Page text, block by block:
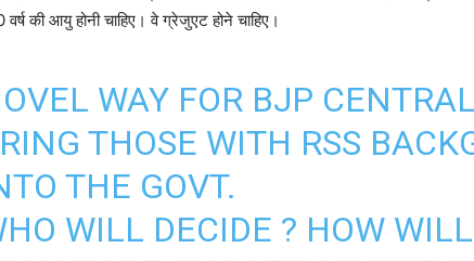
की आयु होनी चाहिए। वे ग्रेजुएट होने चाहिए।
WAY FOR BJP
THOSE WITH RSS
THE GOVT.
WILL DECIDE ? HOW